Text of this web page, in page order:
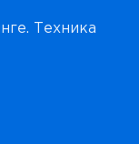
Техника